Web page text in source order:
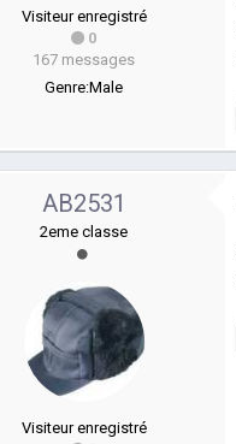
Visiteur enregistré
0
167 messages
Genre:Male
AB2531
2eme classe
Visiteur enregistré